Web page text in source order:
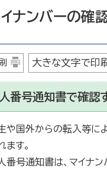
ナンバーの確
大きな文字で印
番号通知書で確認
や国外からの転入等に
ます。
番号通知書は、マイナ